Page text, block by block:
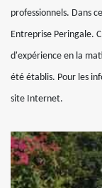
professionnels. Dans
Entreprise Peringale.
d'expérience en la
été établis. Pour les
site Internet.